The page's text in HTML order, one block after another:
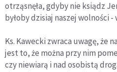
otrząsnęła, gdyby nie ksiądz
byłoby dzisiaj naszej wolności -
Ks. Kawecki zwraca uwagę, że
jest to, że można przy nim
czy niewiarą i nad osobistą